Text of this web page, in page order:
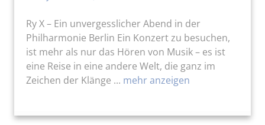
Ry X – Ein unvergesslicher Abend in der
Philharmonie Berlin Ein Konzert zu besuchen,
ist mehr als nur das Hören von Musik – es ist
eine Reise in eine andere Welt, die ganz im
Zeichen der Klänge ... mehr anzeigen